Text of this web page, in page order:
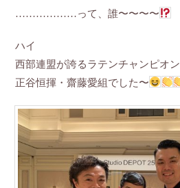
………………って、誰〜〜〜〜
ハイ
西部連盟が誇るラテンチャンピオン
正谷恒揮・齋藤愛組でした〜